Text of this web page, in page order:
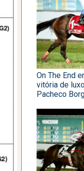
On The End
vitória de
Pacheco